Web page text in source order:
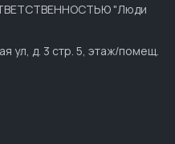
"Люди
ул, д. 3 стр. 5, этаж/помещ.